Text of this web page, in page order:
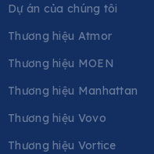
Dự án của chúng tôi
Thương hiệu Atmor
Thương hiệu MOEN
Thương hiệu Manhattan
Thương hiệu Vovo
Thương hiệu Vortice